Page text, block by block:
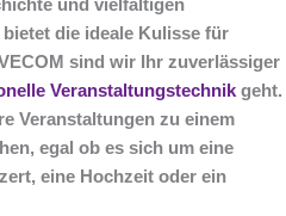
und vielfältigen
die ideale Kulisse für
sind wir Ihr zuverlässiger
Veranstaltungstechnik geht.
Veranstaltungen zu einem
egal ob es sich um eine
eine Hochzeit oder ein